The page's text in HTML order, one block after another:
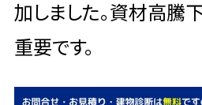
加しました。資材高騰
重要です。